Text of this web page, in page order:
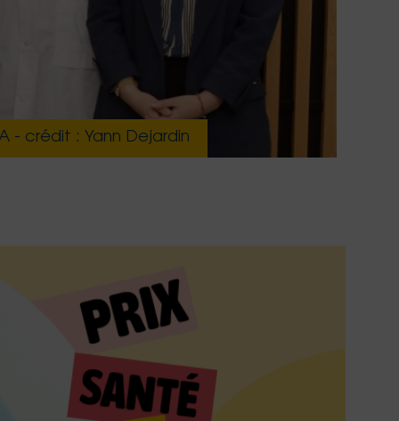
- crédit : Yann Dejardin